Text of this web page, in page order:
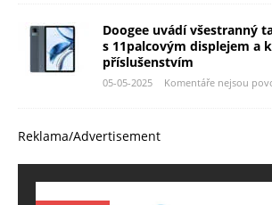
Doogee uvádí všestranný
s 11palcovým displejem a
příslušenstvím
05-05-2025 Komentáře nejsou
Reklama/Advertisement